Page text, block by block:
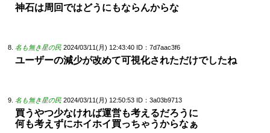
神石は周回ではどうにもならんからな
名も無き星の民 2024/03/11(月) 12:43:40 ID：7d7aac3f6
ユーザーの減少が改めて可視化されただけでしたね
名も無き星の民 2024/03/11(月) 12:50:53 ID：3a03b9713
買うやつ少なければ運営も考えるだろうに
何も考えずにホイホイ買っちゃうからなぁ